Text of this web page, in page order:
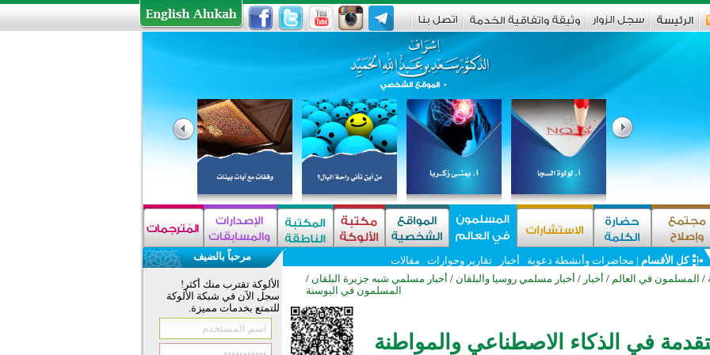
كل الأقسام | محاضرات وأنشطة دعوية أخبار تقارير وحوارات
مقالات
/ المسلمون في العالم / أخبار / أخبار مسلمي روسيا والبلقان / أخبار مسلمي شبه جزيرة البلقان /
المسلمون في البوسنة
في الذكاء الاصطناعي والمواطنة
مرحباً بالضيف
الألوكة تقترب منك أكثر!
سجل الآن في شبكة الألوكة
للتمتع بخدمات مميزة.